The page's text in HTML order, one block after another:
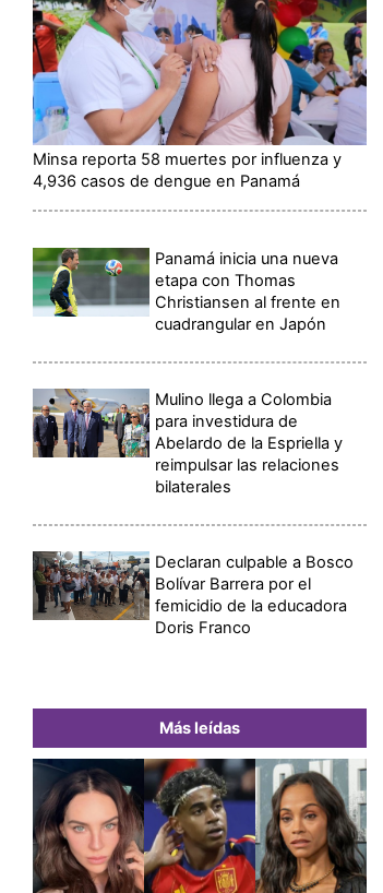
Minsa reporta 58 muertes por influenza y
4,936 casos de dengue en Panamá
Panamá inicia una nueva
etapa con Thomas
Christiansen al frente en
cuadrangular en Japón
Mulino llega a Colombia
para investidura de
Abelardo de la Espriella y
reimpulsar las relaciones
bilaterales
Declaran culpable a Bosco
Bolívar Barrera por el
femicidio de la educadora
Doris Franco
Más leídas